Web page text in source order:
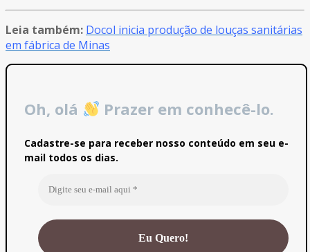
Leia também: Docol inicia produção de louças sanitárias
em fábrica de Minas
Oh, olá Prazer em conhecê-lo.
Cadastre-se para receber nosso conteúdo em seu e-
mail todos os dias.